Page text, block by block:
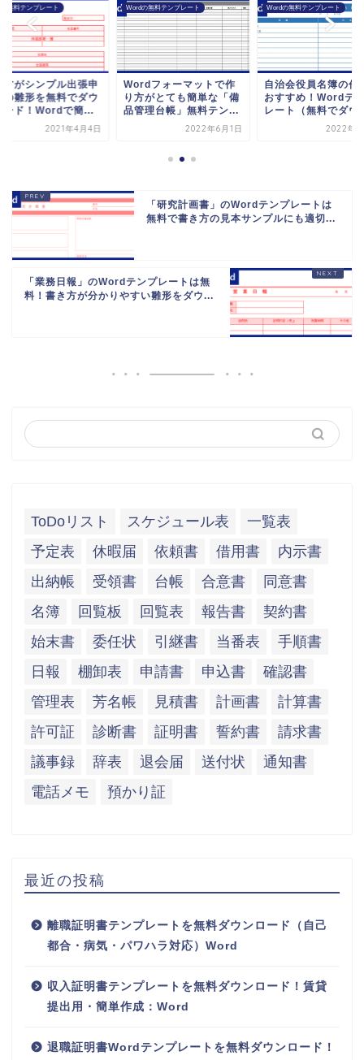
無料テンプレート
方がシンプル出張申
の雛形を無料でダウ
ード！Wordで簡...
2021年4月4日
Wordの無料テンプレート
Wordフォーマットで作
り方がとても簡単な「備
品管理台帳」無料テン...
2022年6月1日
Wordの無料テンプレート
自治会役員名簿の作
おすすめ！Wordテ
レート（無料でダウ
2022年6
「研究計画書」のWordテンプレートは
無料で書き方の見本サンプルにも適切...
「業務日報」のWordテンプレートは無
料！書き方が分かりやすい雛形をダウ...
ToDoリスト スケジュール表
一覧表
予定表
休暇届 依頼書 借用書
内示書
出納帳
受領書 台帳 合意書
同意書
名簿
回覧板 回覧表 報告書
契約書
始末書
委任状 引継書 当番表
手順書
日報
棚卸表 申請書 申込書
確認書
管理表
芳名帳 見積書 計画書
計算書
許可証
診断書 証明書 誓約書
請求書
議事録
辞表 退会届 送付状
通知書
電話メモ
預かり証
最近の投稿
離職証明書テンプレートを無料ダウンロード（自己
都合・病気・パワハラ対応）Word
収入証明書テンプレートを無料ダウンロード！賃貸
提出用・簡単作成：Word
退職証明書Wordテンプレートを無料ダウンロード！